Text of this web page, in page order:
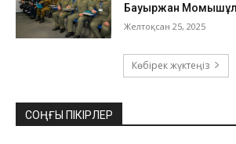
Бауыржан
Желтоқсан 25, 2025
Көбірек жүктеңіз
СОҢҒЫ ПІКІРЛЕР